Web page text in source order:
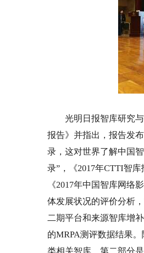
光明日报智库研究与
报告》并指出，报告发
录，这对世界了解中国
录”，《2017年CTTI智
《2017年中国智库网
体发展状况的评价分析
二期平台和来源智库增
的MRPA测评数据结果
类相关智库。第二部分